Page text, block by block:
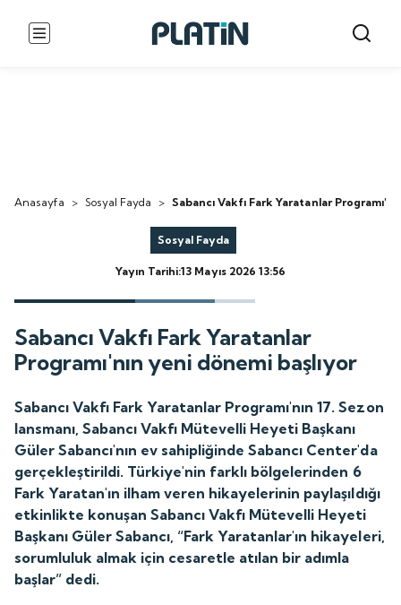
Anasayfa > Sosyal Fayda > Sabancı Vakfı Fark Yaratanlar
Sosyal Fayda
Yayın Tarihi:13 Mayıs 2026 13:56
Sabancı Vakfı Fark Yaratanlar
Programı'nın yeni dönemi başlıyor
Sabancı Vakfı Fark Yaratanlar Programı'nın 17. Sezon
lansmanı, Sabancı Vakfı Mütevelli Heyeti Başkanı
Güler Sabancı'nın ev sahipliğinde Sabancı Center'da
gerçekleştirildi. Türkiye'nin farklı bölgelerinden 6
Fark Yaratan'ın ilham veren hikayelerinin paylaşıldığı
etkinlikte konuşan Sabancı Vakfı Mütevelli Heyeti
Başkanı Güler Sabancı, “Fark Yaratanlar'ın hikayeleri,
sorumluluk almak için cesaretle atılan bir adımla
başlar” dedi.